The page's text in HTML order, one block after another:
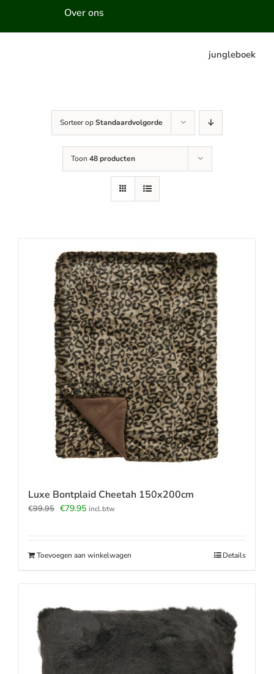
Over ons
jungleboek
Sorteer opStandaardvolgorde
Toon 48 producten
Luxe Bontplaid Cheetah 150x200cm
€99.95 Oorspronkelijke
€79.95Huidige
incl.btw
Toevoegen aan winkelwagen Details